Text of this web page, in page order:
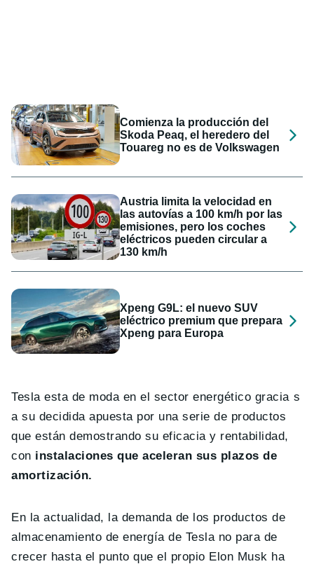
Comienza la producción del
Skoda Peaq, el heredero del
Touareg no es de Volkswagen
Austria limita la velocidad en
las autovías a 100 km/h por las
emisiones, pero los coches
eléctricos pueden circular a
130 km/h
Xpeng G9L: el nuevo SUV
eléctrico premium que prepara
Xpeng para Europa
Tesla esta de moda en el sector energético gracia s
a su decidida apuesta por una serie de productos
que están demostrando su eficacia y rentabilidad,
con instalaciones que aceleran sus plazos de
amortización.
En la actualidad, la demanda de los productos de
almacenamiento de energía de Tesla no para de
crecer hasta el punto que el propio Elon Musk ha